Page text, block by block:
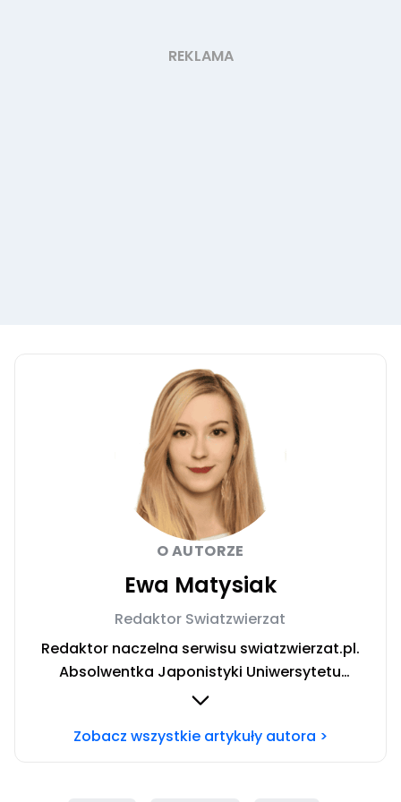
O AUTORZE
Ewa Matysiak
Redaktor Swiatzwierzat
Redaktor naczelna serwisu swiatzwierzat.pl.
Absolwentka Japonistyki Uniwersytetu
Warszawskiego. W trakcie rocznego wyjazdu
relacją człowiek-pies oraz roli domowych
Zobacz wszystkie artykuły autora >